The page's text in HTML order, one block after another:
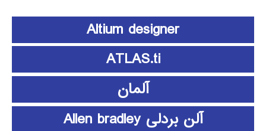
Altium designer
ATLAS.ti
آلمان
آلن بردلی Allen bradley